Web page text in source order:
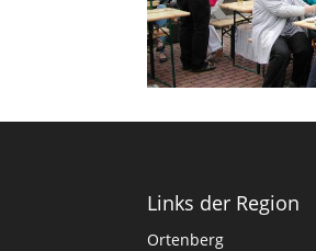
Links der Region
Ortenberg